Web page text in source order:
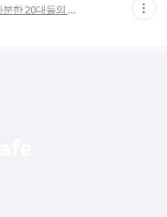
＊여성시대＊ 차분한 20대들의 알흠다운 공간 현
재